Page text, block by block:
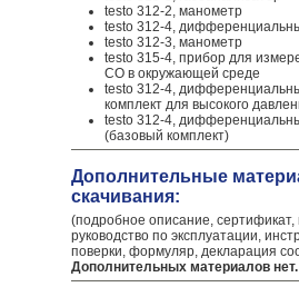
testo 312-2, манометр
testo 312-4,
testo 312-3, манометр
testo 315-4, прибор для
CO в окружающей среде
testo 312-4,
комплект для высокого
testo 312-4,
(базовый комплект)
Дополнительные
скачивания:
(подробное описание, сертификат,
руководство по эксплуатации,
поверки, формуляр, декларация
Дополнительных материалов нет.